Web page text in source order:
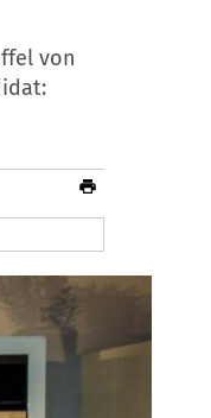
von